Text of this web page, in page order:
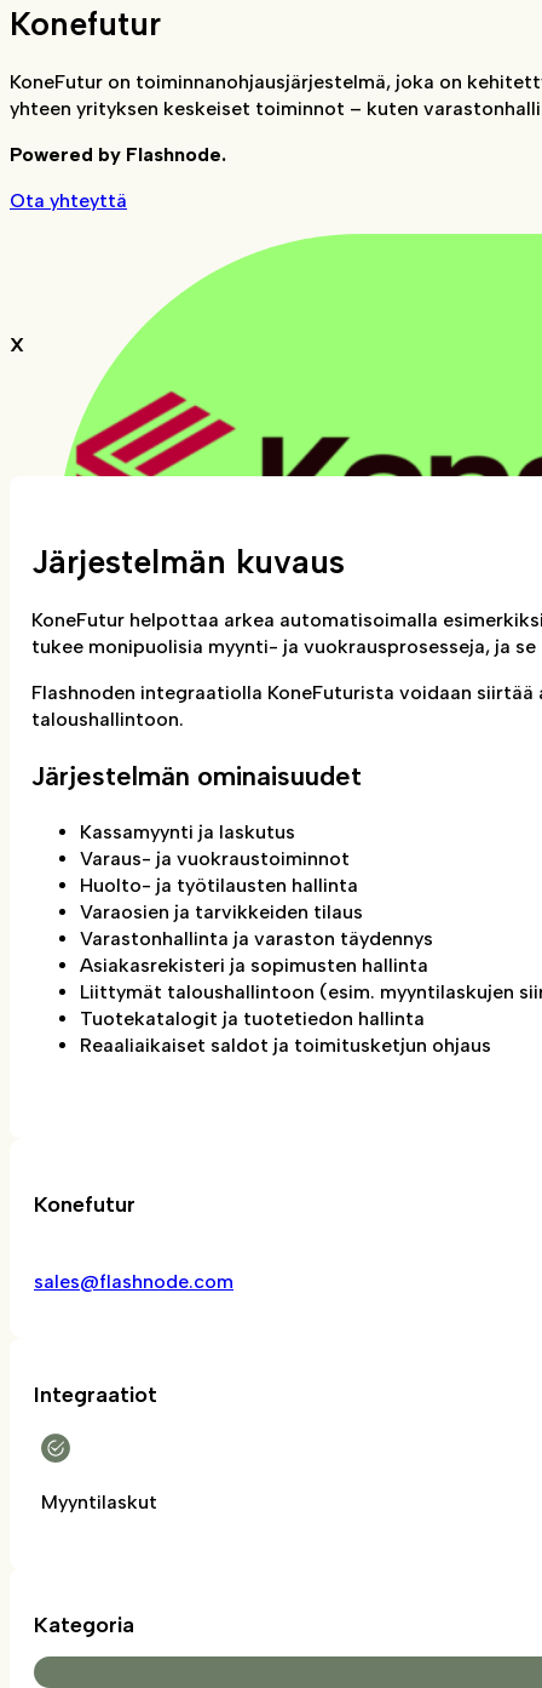
Konefutur
KoneFutur on toiminnanohjausjärjestelmä, joka on
yhteen yrityksen keskeiset toiminnot – kuten
Powered by Flashnode.
Ota yhteyttä
X
Järjestelmän kuvaus
KoneFutur helpottaa arkea automatisoimalla
tukee monipuolisia myynti- ja vuokrausprosesseja, ja
Flashnoden integraatiolla KoneFuturista voidaan
taloushallintoon.
Järjestelmän ominaisuudet
Kassamyynti ja laskutus
Varaus- ja vuokraustoiminnot
Huolto- ja työtilausten hallinta
Varaosien ja tarvikkeiden tilaus
Varastonhallinta ja varaston täydennys
Asiakasrekisteri ja sopimusten hallinta
Liittymät taloushallintoon (esim. myyntilaskujen
Tuotekatalogit ja tuotetiedon hallinta
Reaaliaikaiset saldot ja toimitusketjun ohjaus
Konefutur
sales@flashnode.com
Integraatiot
Myyntilaskut
Kategoria